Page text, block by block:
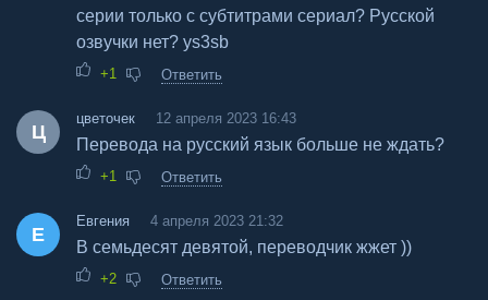
серии только с субтитрами сериал? Русской
озвучки нет? ys3sb
+1 Ответить
Ц
цветочек 12 апреля 2023 16:43
Перевода на русский язык больше не ждать?
+1 Ответить
Е
Евгения 4 апреля 2023 21:32
В семьдесят девятой, переводчик жжет ))
+2 Ответить